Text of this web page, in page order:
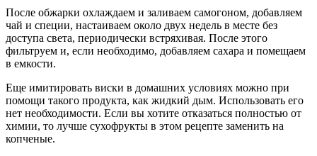
После обжарки охлаждаем и заливаем самогоном, добавляем
чай и специи, настаиваем около двух недель в месте без
доступа света, периодически встряхивая. После этого
фильтруем и, если необходимо, добавляем сахара и помещаем
в емкости.
Еще имитировать виски в домашних условиях можно при
помощи такого продукта, как жидкий дым. Использовать его
нет необходимости. Если вы хотите отказаться полностью от
химии, то лучше сухофрукты в этом рецепте заменить на
копченые.